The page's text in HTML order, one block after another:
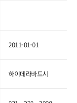
2011-01-01
하이데라바드시